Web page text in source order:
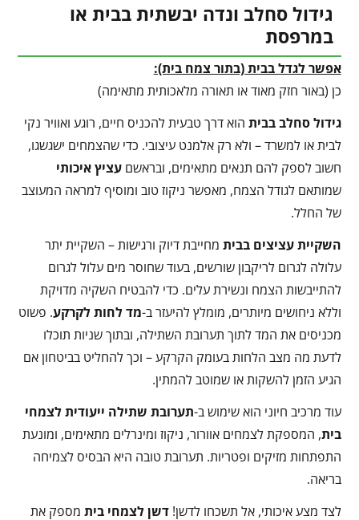
גידול סחלב ונדה יבשתית בבית או
במרפסת
אפשר לגדל בבית (בתור צמח בית):
כן (באור חזק מאוד או תאורה מלאכותית מתאימה)
גידול סחלב בבית הוא דרך טבעית להכניס חיים, רוגע ואוויר נקי
לבית או למשרד – ולא רק אלמנט עיצובי. כדי שהצמחים ישגשגו,
חשוב לספק להם תנאים מתאימים, ובראשםעציץ איכותי
שמותאם לגודל הצמח, מאפשר ניקוז טוב ומוסיף למראה המעוצב
של החלל.
השקיית עציצים בבית מחייבת דיוק ורגישות – השקיית יתר
עלולה לגרום לריקבון שורשים, בעוד שחוסר מים עלול לגרום
להתייבשות הצמח ונשירת עלים. כדי להבטיח השקיה מדויקת
וללא ניחושים מיותרים, מומלץ להיעזר ב-מד לחות לקרקע. פשוט
מכניסים את המד לתוך תערובת השתילה, ובתוך שניות תוכלו
לדעת מה מצב הלחות בעומק הקרקע – וכך להחליט בביטחון אם
הגיע הזמן להשקות או שמוטב להמתין.
עוד מרכיב חיוני הוא שימוש ב-תערובת שתילה ייעודית לצמחי
בית, המספקת לצמחים אוורור, ניקוז ומינרלים מתאימים, ומונעת
התפתחות מזיקים ופטריות. תערובת טובה היא הבסיס לצמיחה
בריאה.
לצד מצע איכותי, אל תשכחו לדשן!דשן לצמחי בית מספק את